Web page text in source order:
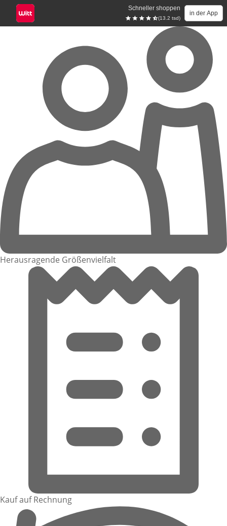
Schneller shoppen
(13.2 tsd)
in der App
Herausragende Größenvielfalt
Kauf auf Rechnung